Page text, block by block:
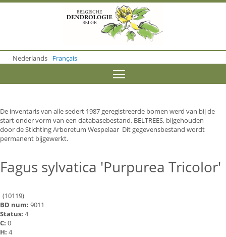
o
m
o
n
t
e
n
Nederlands Français
De inventaris van alle sedert 1987 geregistreerde bomen werd van bij de
start onder vorm van een databasebestand, BELTREES, bijgehouden
door de Stichting Arboretum Wespelaar Dit gegevensbestand wordt
permanent bijgewerkt.
Fagus sylvatica 'Purpurea Tricolor'
(10119)
BD num: 9011
Status: 4
C: 0
H: 4